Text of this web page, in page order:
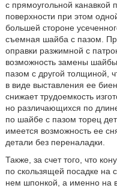
с прямоугольной канавкой
поверхности при этом
большей стороне
съемная шайба с пазом.
оправки разжимной с
возможность замены
пазом с другой толщиной,
в виде выставления ее
снижает трудоемкость
но различающихся по
по шайбе с пазом торец
имеется возможность ее
детали без переналадки.
Также, за счет того, что
по скользящей посадке на
нем шпонкой, а именно на